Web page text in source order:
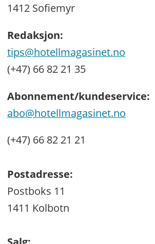
1412 Sofiemyr
Redaksjon:
tips@hotellmagasinet.no
(+47) 66 82 21 35
Abonnement/kundeservice:
abo@hotellmagasinet.no
(+47) 66 82 21 21
Postadresse:
Postboks 11
1411 Kolbotn